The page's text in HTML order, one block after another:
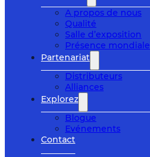
A propos de nous
Qualité
Salle d’exposition
Présence mondiale
Partenariat
Distributeurs
Alliances
Explorez
Blogue
Evénements
Contact